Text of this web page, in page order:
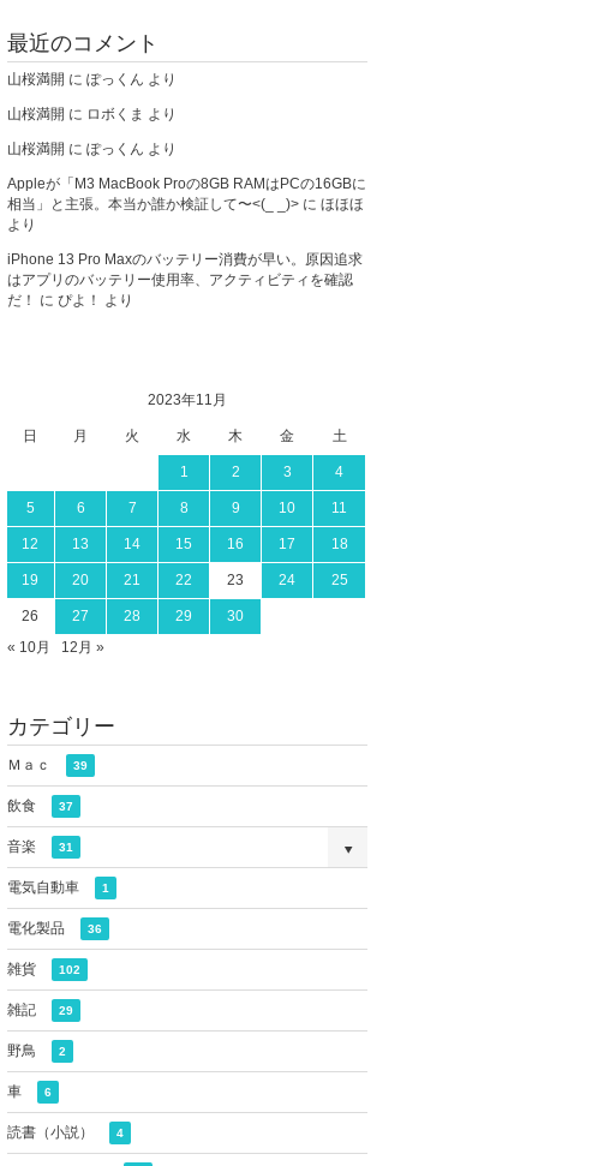
最近のコメント
山桜満開 に ぽっくん より
山桜満開 に ロボくま より
山桜満開 に ぽっくん より
Appleが「M3 MacBook Proの8GB RAMはPCの16GBに
相当」と主張。本当か誰か検証して〜<(_ _)> に ほほほ
より
iPhone 13 Pro Maxのバッテリー消費が早い。原因追求
はアプリのバッテリー使用率、アクティビティを確認
だ！
に ぴよ！ より
2023年11月
日 月 火 水 木 金 土
1 2 3 4
5 6 7 8 9 10 11
12 13 14 15 16 17 18
19 20 21 22 23 24 25
26 27 28 29
30
« 10月
12月 »
カテゴリー
Ｍａｃ 39
飲食 37
音楽 31
電気自動車 1
電化製品 36
雑貨 102
雑記 29
野鳥 2
車 6
読書（小説） 4